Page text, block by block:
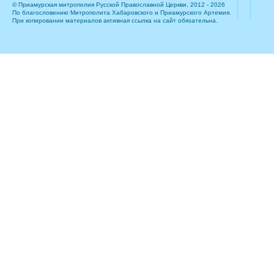
© Приамурская митрополия Русской Православной Церкви, 2012 - 2026
По благословению Митрополита Хабаровского и Приамурского Артемия.
При копировании материалов активная ссылка на сайт обязательна.